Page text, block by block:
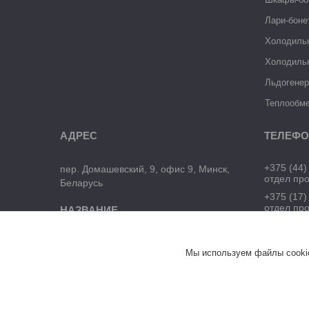
Лари-
пер. Домашевский, 9, офис 9, Минск,
Беларусь
+375
отдел
+375
отдел
Мы используем файлы